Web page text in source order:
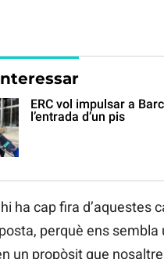
ERC vol impulsar a
l’entrada d’un pis
hi ha cap fira
perquè ens
un propòsit que